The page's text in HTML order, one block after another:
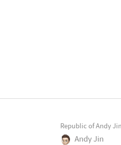
Republic of Andy
Andy Jin